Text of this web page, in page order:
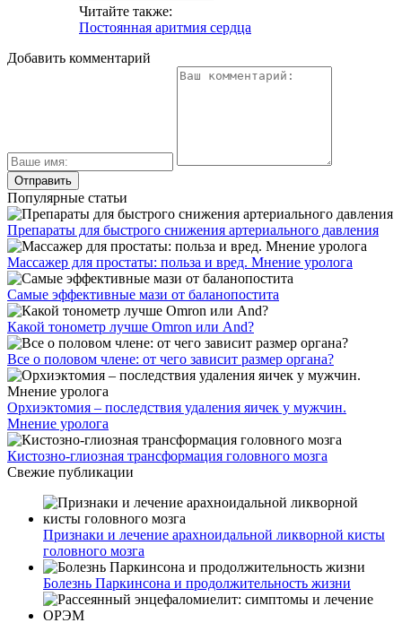
Читайте также:
Постоянная аритмия сердца
Добавить комментарий
Популярные статьи
Препараты для быстрого снижения артериального давления
Массажер для простаты: польза и вред. Мнение уролога
Самые эффективные мази от баланопостита
Какой тонометр лучше Omron или And?
Все о половом члене: от чего зависит размер органа?
Орхиэктомия – последствия удаления яичек у мужчин.
Мнение уролога
Кистозно-глиозная трансформация головного мозга
Свежие публикации
Признаки и лечение арахноидальной ликворной кисты
головного мозга
Болезнь Паркинсона и продолжительность жизни